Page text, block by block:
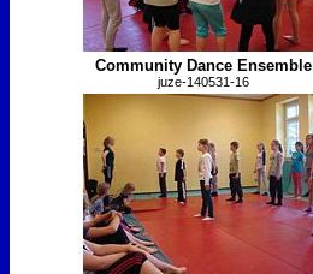
Community Dance Ensemble
juze-140531-16